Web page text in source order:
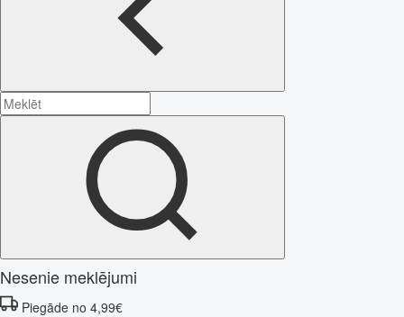
Nesenie meklējumi
Piegāde no 4,99€